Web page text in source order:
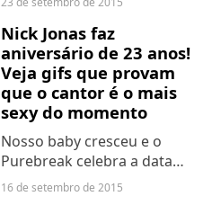
Que fofo!
Nick Jonas faz
aniversário de 23 anos!
Veja gifs que provam
que o cantor é o mais
sexy do momento
Nosso baby cresceu e o
Purebreak celebra a data
especial em alto estilo! Vai
16 de setembro de 2015